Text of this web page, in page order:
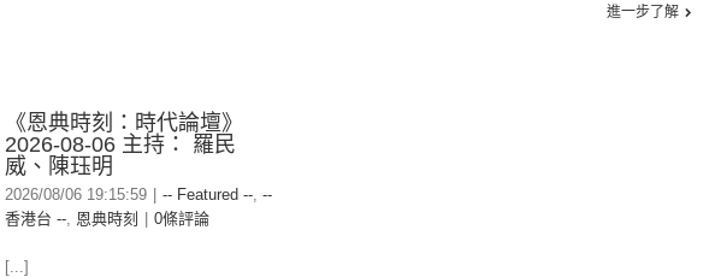
進一步了解
《恩典時刻：時代論壇》
2026-08-06 主持： 羅民
威、陳珏明
2026/08/06 19:15:59 -- Featured --, --
香港台 --, 恩典時刻 0條評論
[...]